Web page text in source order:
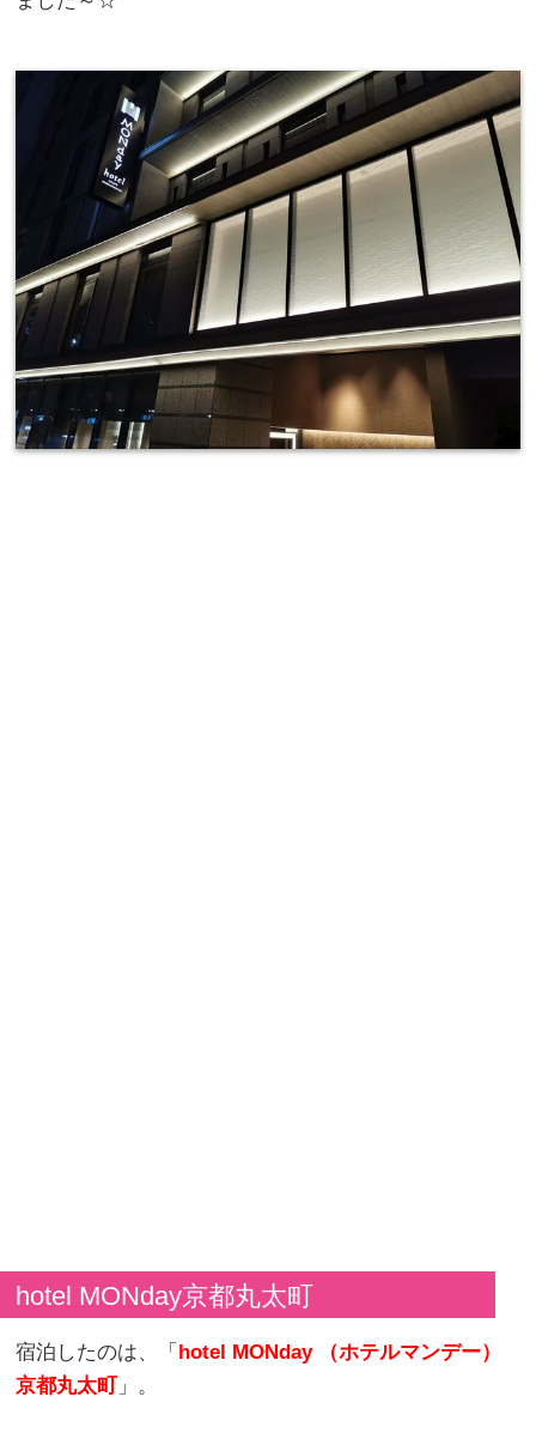
hotel MONday京都丸太町
宿泊したのは、「 hotel MONday （ホテルマンデー）
京都丸太町」。